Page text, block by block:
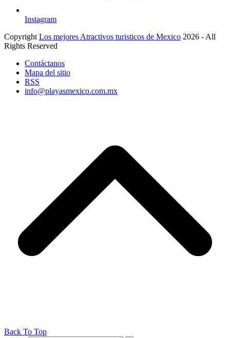
Instagram
Copyright Los mejores Atractivos turisticos de Mexico 2026 - All
Rights Reserved
Contáctanos
Mapa del sitio
RSS
info@playasmexico.com.mx
Back To Top